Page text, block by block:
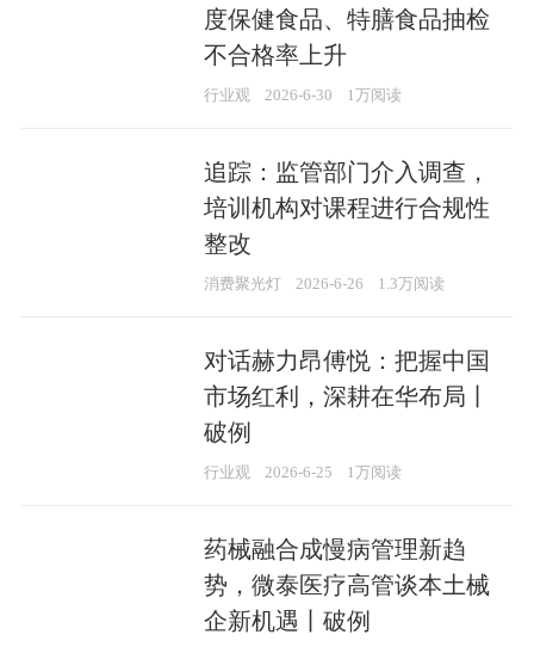
度保健食品、特膳食品抽检
不合格率上升
行业观 2026-6-30 1万阅读
追踪：监管部门介入调查，
培训机构对课程进行合规性
整改
消费聚光灯 2026-6-26 1.3万阅读
对话赫力昂傅悦：把握中国
市场红利，深耕在华布局丨
破例
行业观 2026-6-25 1万阅读
药械融合成慢病管理新趋
势，微泰医疗高管谈本土械
企新机遇丨破例